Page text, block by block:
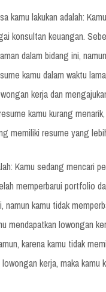
kamu lakukan adalah:
konsultan keuangan.
dalam bidang ini,
kamu dalam waktu
kerja dan
kamu kurang
memiliki resume yang
Kamu sedang mencari
memperbarui portfolio
namun kamu tidak
mendapatkan lowongan
karena kamu tidak
kerja, maka kamu